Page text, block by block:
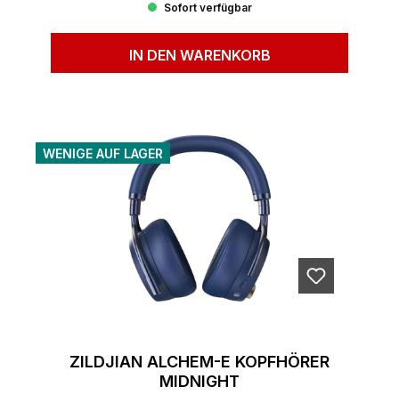
Sofort verfügbar
IN DEN WARENKORB
WENIGE AUF LAGER
ZILDJIAN ALCHEM-E KOPFHÖRER
MIDNIGHT